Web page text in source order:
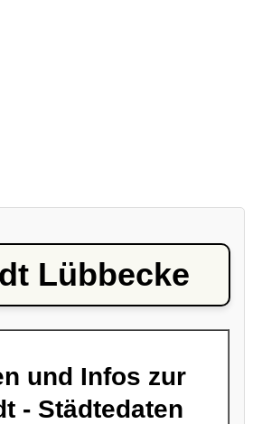
Lübbecke
und Infos zur
- Städtedaten